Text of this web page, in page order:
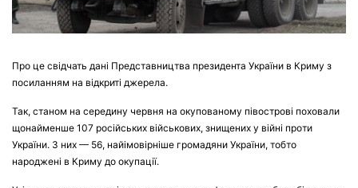
Про це свідчать дані Представництва президента України в Криму з
посиланням на відкриті джерела.
Так, станом на середину червня на окупованому півострові поховали
щонайменше 107 російських військових, знищених у війні проти
України. З них — 56, найімовірніше громадяни України, тобто
народжені в Криму до окупації.